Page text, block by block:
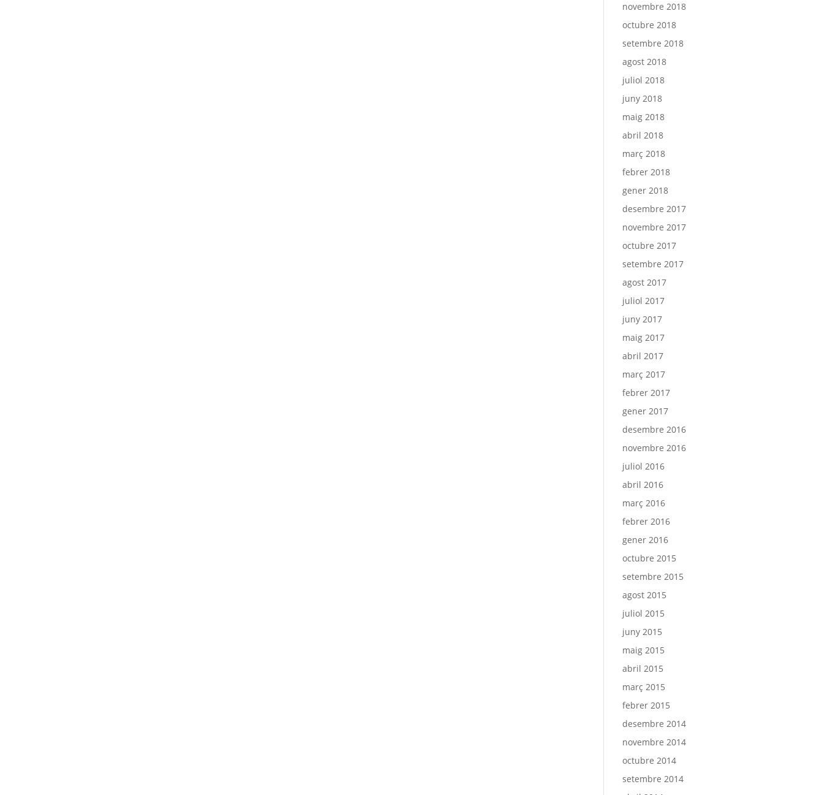
novembre 2018
octubre 2018
setembre 2018
agost 2018
juliol 2018
juny 2018
maig 2018
abril 2018
març 2018
febrer 2018
gener 2018
desembre 2017
novembre 2017
octubre 2017
setembre 2017
agost 2017
juliol 2017
juny 2017
maig 2017
abril 2017
març 2017
febrer 2017
gener 2017
desembre 2016
novembre 2016
juliol 2016
abril 2016
març 2016
febrer 2016
gener 2016
octubre 2015
setembre 2015
agost 2015
juliol 2015
juny 2015
maig 2015
abril 2015
març 2015
febrer 2015
desembre 2014
novembre 2014
octubre 2014
setembre 2014